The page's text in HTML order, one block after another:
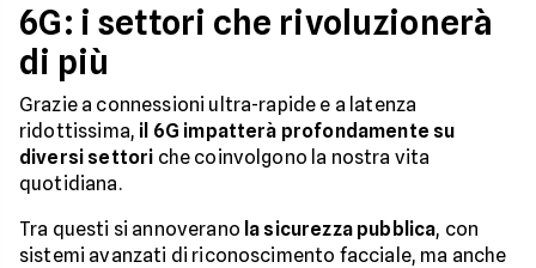
6G: i settori che rivoluzionerà
di più
Grazie a connessioni ultra-rapide e a latenza
ridottissima, il 6G impatterà profondamente su
diversi settori che coinvolgono la nostra vita
quotidiana.
Tra questi si annoverano la sicurezza pubblica, con
sistemi avanzati di riconoscimento facciale, ma anche